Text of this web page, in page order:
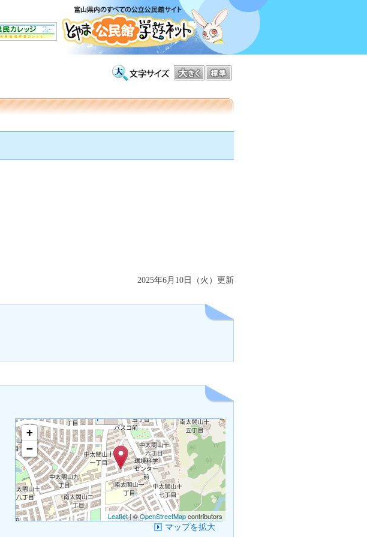
2025年6月10日（火）更新
+
−
Leaflet| ©OpenStreetMapcontributors
マップを拡大